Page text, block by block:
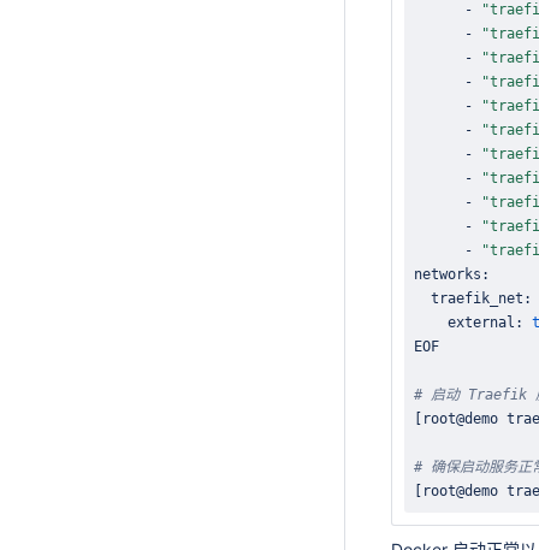
      -
      -
      -
      -
      -
      -
      -
      -
      -
      -
      -
    external:
# 启动 Traefik
root@demo
# 确保启动服务正
root@demo